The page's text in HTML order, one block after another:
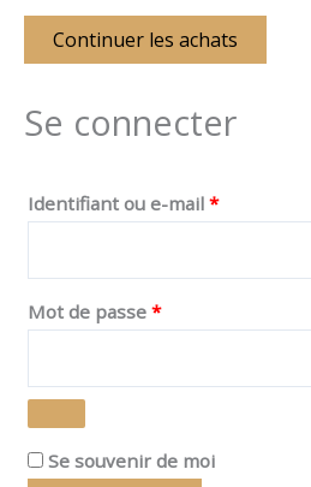
Continuer les achats
Se connecter
Identifiant ou e-mail *
Mot de passe *
Se souvenir de moi